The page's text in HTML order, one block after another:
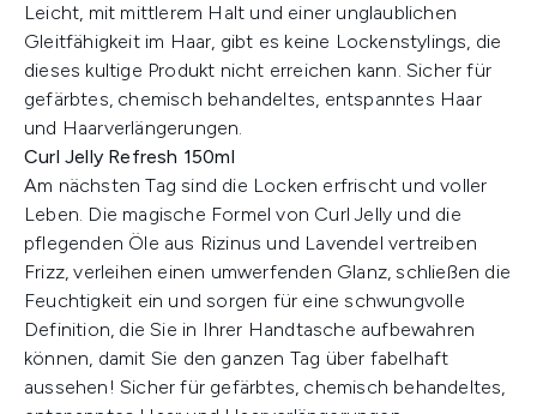
Leicht, mit mittlerem Halt und einer unglaublichen
Gleitfähigkeit im Haar, gibt es keine Lockenstylings, die
dieses kultige Produkt nicht erreichen kann. Sicher für
gefärbtes, chemisch behandeltes, entspanntes Haar
und Haarverlängerungen.
Curl Jelly Refresh 150ml
Am nächsten Tag sind die Locken erfrischt und voller
Leben. Die magische Formel von Curl Jelly und die
pflegenden Öle aus Rizinus und Lavendel vertreiben
Frizz, verleihen einen umwerfenden Glanz, schließen die
Feuchtigkeit ein und sorgen für eine schwungvolle
Definition, die Sie in Ihrer Handtasche aufbewahren
können, damit Sie den ganzen Tag über fabelhaft
aussehen! Sicher für gefärbtes, chemisch behandeltes,